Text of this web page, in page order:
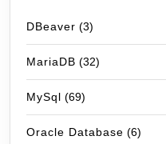
DBeaver (3)
MariaDB (32)
MySql (69)
Oracle Database (6)